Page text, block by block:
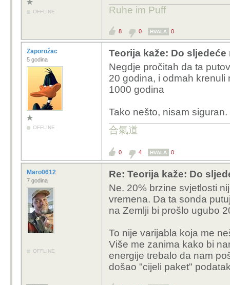
OFFLINE
Ruhe im Puff
8 0 HVALA 0
Zaporožac
5 godina
OFFLINE
Teorija kaže: Do
Negdje pročitah da ta
20 godina, i odmah krenuli
1000 godina
Tako nešto, nisam siguran.
合氣道
0 4 HVALA 0
Maro0612
7 godina
OFFLINE
Re: Teorija kaže: Do
Ne. 20% brzine svjetlosti
vremena. Da ta sonda
na Zemlji bi prošlo ugubo
To nije varijabla koja me
Više me zanima kako bi
energije trebalo da nam
došao "cijeli paket"